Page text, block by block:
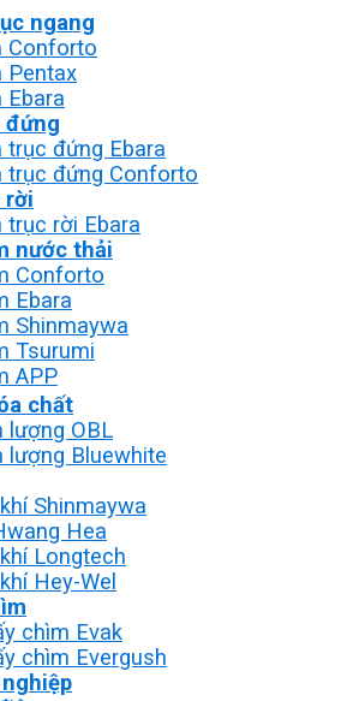
ngang
Conforto
Pentax
Ebara
đứng
trục đứng Ebara
trục đứng Conforto
rời
trục rời Ebara
nước thải
Conforto
Ebara
Shinmaywa
Tsurumi
APP
chất
lượng OBL
lượng Bluewhite
Shinmaywa
Hea
Longtech
Hey-Wel
chìm Evak
chìm Evergush